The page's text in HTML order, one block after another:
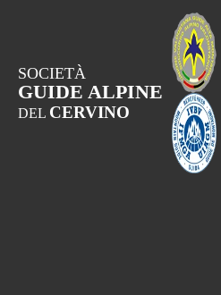
SOCIETÀ
GUIDE ALPINE
DEL CERVINO